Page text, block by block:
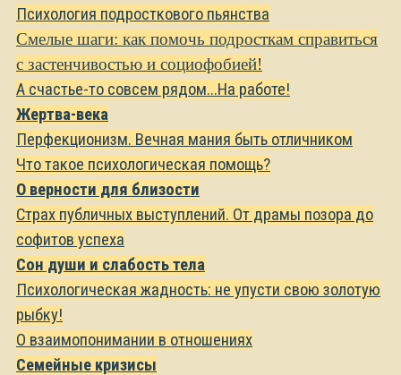
Психология подросткового пьянства
Смелые шаги: как помочь подросткам справиться
с застенчивостью и социофобией!
А счастье-то совсем рядом...На работе!
Жертва-века
Перфекционизм. Вечная мания быть отличником
Что такое психологическая помощь?
О верности для близости
Страх публичных выступлений. От драмы позора до
софитов успеха
Сон души и слабость тела
Психологическая жадность: не упусти свою золотую
рыбку!
О взаимопонимании в отношениях
Семейные кризисы